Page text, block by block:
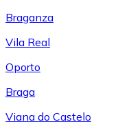
Braganza
Vila Real
Oporto
Braga
Viana do Castelo